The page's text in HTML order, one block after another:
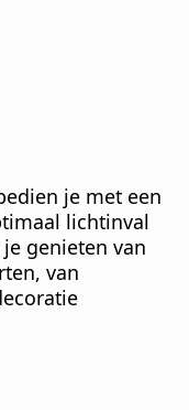
je met een
lichtinval
genieten van
van